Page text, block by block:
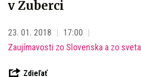
v Zuberci
23. 01. 2018
17:00
Zaujímavosti zo Slovenska a zo sveta
Zdieľať